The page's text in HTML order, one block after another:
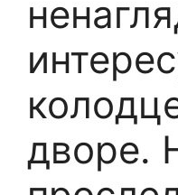
дворе.